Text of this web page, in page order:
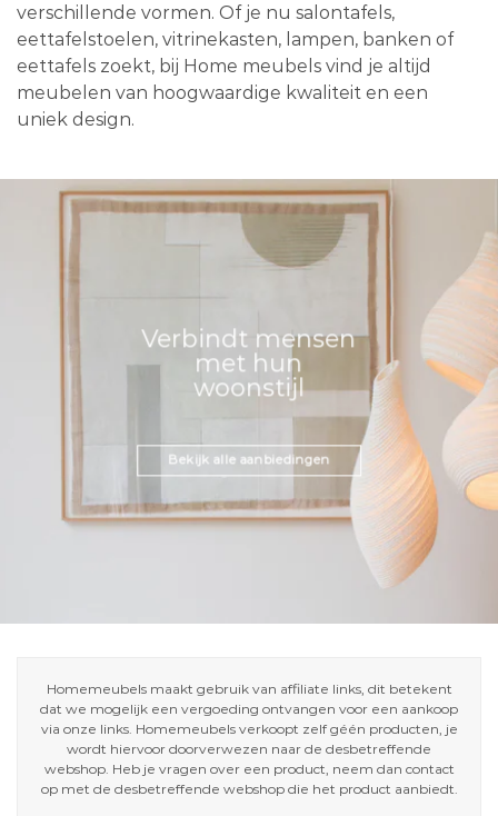
verschillende vormen. Of je nu salontafels,
eettafelstoelen, vitrinekasten, lampen, banken of
eettafels zoekt, bij Home meubels vind je altijd
meubelen van hoogwaardige kwaliteit en een
uniek design.
Verbindt mensen
met hun
woonstijl
Bekijk alle aanbiedingen
Homemeubels maakt gebruik van affiliate links, dit betekent
dat we mogelijk een vergoeding ontvangen voor een aankoop
via onze links. Homemeubels verkoopt zelf géén producten, je
wordt hiervoor doorverwezen naar de desbetreffende
webshop. Heb je vragen over een product, neem dan contact
op met de desbetreffende webshop die het product aanbiedt.